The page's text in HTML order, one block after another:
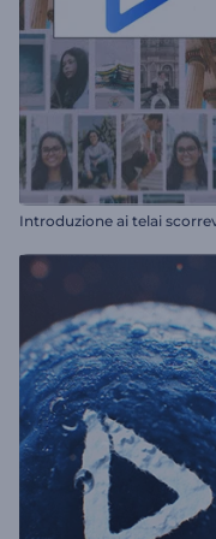
Introduzione ai telai